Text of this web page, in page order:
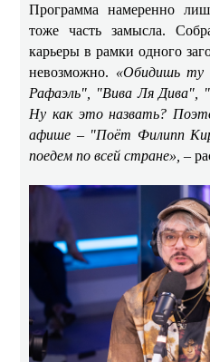
Программа намеренно
тоже часть замысла.
карьеры в рамки одного
невозможно. «Обидишь ту
Рафаэль", "Вива Ля
Ну как это назвать?
афише – "Поёт Филипп
поедем по всей стране»,–